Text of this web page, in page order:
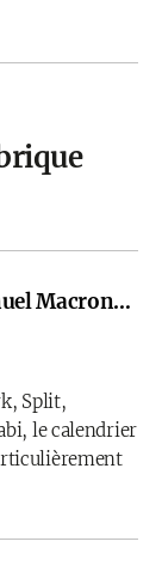
Macron…
Split,
le calendrier